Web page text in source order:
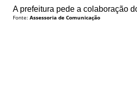
A prefeitura pede a colaboração
Fonte: Assessoria de Comunicação